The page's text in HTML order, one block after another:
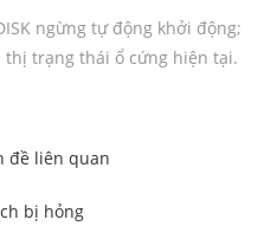
ngừng tự động khởi động;
thị trạng thái ổ cứng hiện tại.
đề liên quan
bị hỏng